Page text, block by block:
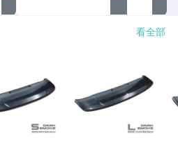
看全部